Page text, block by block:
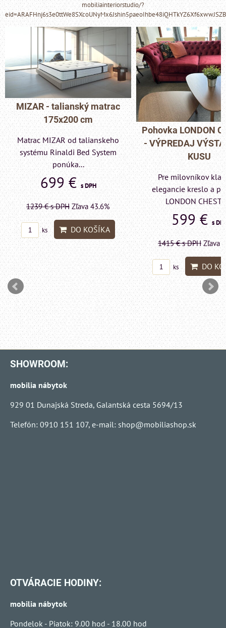
mobiliainteriorstudio/?
MIZAR - talianský matrac
175x200 cm
Matrac MIZAR od talianskeho
systému Rinaldi Bed System
ponúka...
699 €s DPH
1239 €s DPH Zľava 43.6%
ks DO KOŠÍKA
Pohovka LONDON
- VÝPREDAJ
KUSU
Pre milovníkov
elegancie kreslo a
LONDON
599 €s
1415 €s DPH Zľava
ks DO
SHOWROOM:
mobilia nábytok
929 01 Dunajská Streda, Galantská cesta 5694/13
Telefón: 0910 151 107, e-mail: shop@mobiliashop.sk
OTVÁRACIE HODINY:
mobilia nábytok
Pondelok - Piatok: 9.00 hod - 18.00 hod